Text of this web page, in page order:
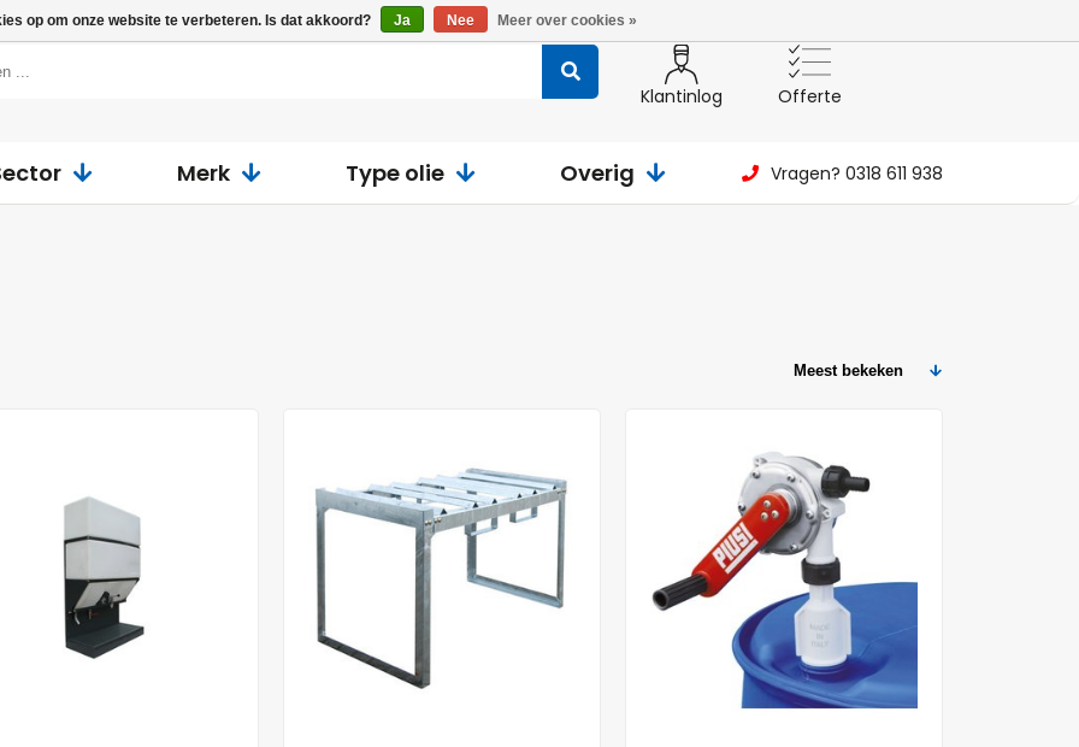
Klantinlog Offerte
Merk Type olie Overig Vragen? 0318 611 938
op om onze website te verbeteren. Is dat akkoord? Ja Nee Meer over cookies »